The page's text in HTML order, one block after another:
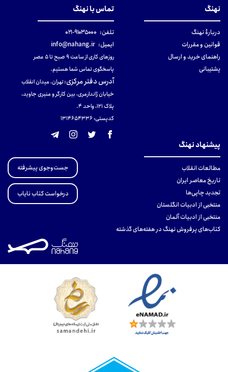
نهنگ
دربارهٔ نهنگ
قوانین و مقررات
راهنمای خرید و ارسال
پشتیبانی
تماس با نهنگ
تلفن: ۹۱۰۳۵۰۰۰-۰۲۱
ایمیل: info@nahang.ir
روزهای کاری از ساعت ۹ صبح تا ۵ عصر
پاسخگوی تماس شما هستیم.
آدرس دفتر مرکزی:تهران، میدان انقلاب
خیابان ژاندارمری، بین کارگر و منیری جاوید،
پلاک 121، واحد ۴.
کدپستی: 131465433۶
پیشنهاد نهنگ
مطالعات انقلاب
تاریخ معاصر ایران
تجدید چاپی‌ها
منتخبی از ادبیات انگلستان
منتخبی از ادبیات آلمان
کتاب‌های پرفروش نهنگ در هفته‌های گذشته
جست‌وجوی پیشرفته
درخواست کتاب نایاب